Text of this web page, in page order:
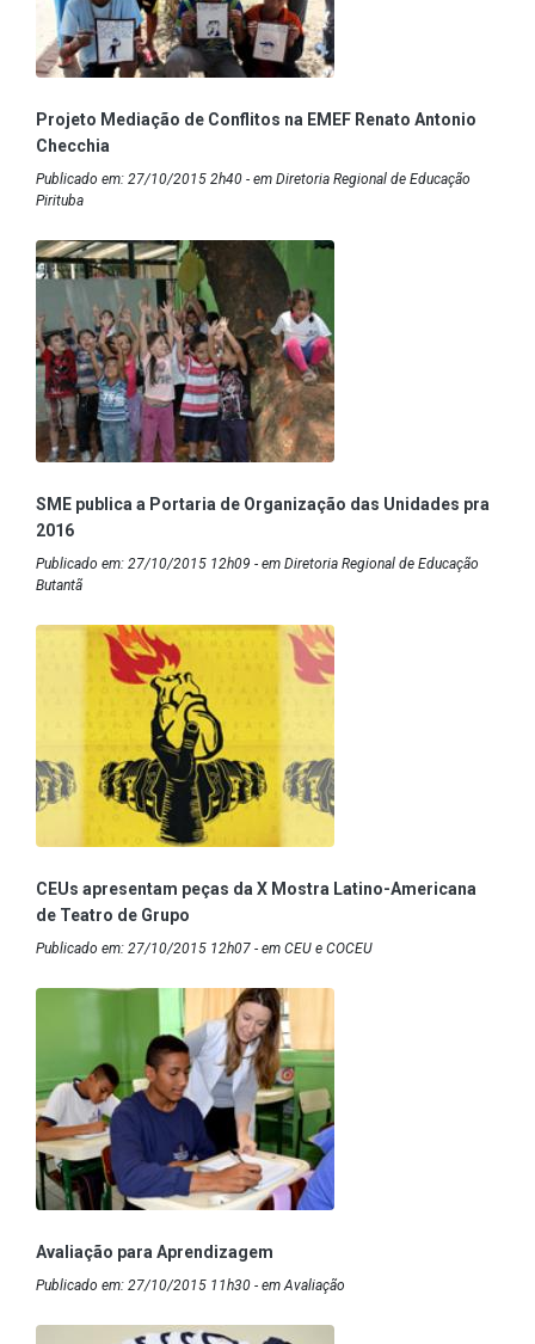
Projeto Mediação de Conflitos na EMEF Renato Antonio
Checchia
Publicado em: 27/10/2015 2h40 - em Diretoria Regional de Educação
Pirituba
SME publica a Portaria de Organização das Unidades pra
2016
Publicado em: 27/10/2015 12h09 - em Diretoria Regional de Educação
Butantã
CEUs apresentam peças da X Mostra Latino-Americana
de Teatro de Grupo
Publicado em: 27/10/2015 12h07 - em CEU e COCEU
Avaliação para Aprendizagem
Publicado em: 27/10/2015 11h30 - em Avaliação